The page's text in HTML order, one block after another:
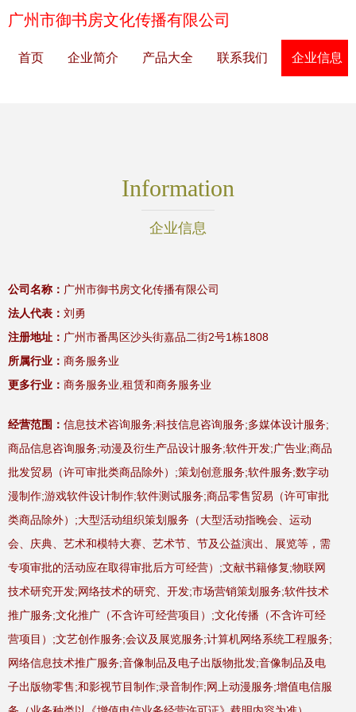
广州市御书房文化传播有限公司
首页 企业简介 产品大全 联系我们 企业信息
Information
企业信息
公司名称： 广州市御书房文化传播有限公司
法人代表： 刘勇
注册地址： 广州市番禺区沙头街嘉品二街2号1栋1808
所属行业： 商务服务业
更多行业： 商务服务业,租赁和商务服务业
经营范围： 信息技术咨询服务;科技信息咨询服务;多媒体设计服务;
商品信息咨询服务;动漫及衍生产品设计服务;软件开发;广告业;商品
批发贸易（许可审批类商品除外）;策划创意服务;软件服务;数字动
漫制作;游戏软件设计制作;软件测试服务;商品零售贸易（许可审批
类商品除外）;大型活动组织策划服务（大型活动指晚会、运动
会、庆典、艺术和模特大赛、艺术节、节及公益演出、展览等，需
专项审批的活动应在取得审批后方可经营）;文献书籍修复;物联网
技术研究开发;网络技术的研究、开发;市场营销策划服务;软件技术
推广服务;文化推广（不含许可经营项目）;文化传播（不含许可经
营项目）;文艺创作服务;会议及展览服务;计算机网络系统工程服务;
网络信息技术推广服务;音像制品及电子出版物批发;音像制品及电
子出版物零售;和影视节目制作;录音制作;网上动漫服务;增值电信服